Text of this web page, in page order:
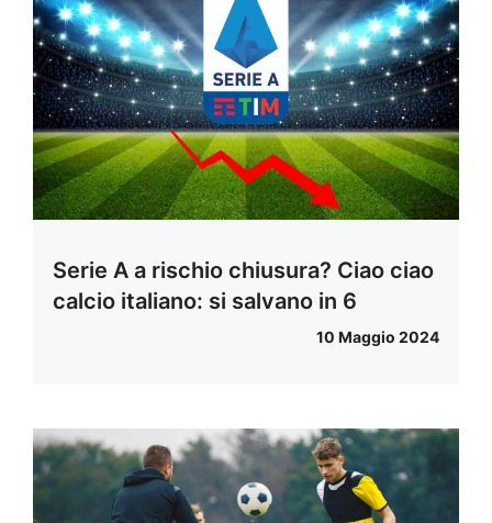
Serie A a rischio chiusura? Ciao ciao
calcio italiano: si salvano in 6
10 Maggio 2024